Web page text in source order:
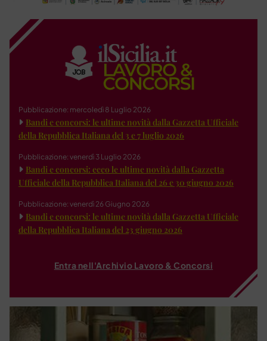
Pubblicazione: mercoledì 8 Luglio 2026
Bandi e concorsi: le ultime novità dalla Gazzetta Ufficiale
della Repubblica Italiana del 3 e 7 luglio 2026
Pubblicazione: venerdì 3 Luglio 2026
Bandi e concorsi: ecco le ultime novità dalla Gazzetta
Ufficiale della Repubblica Italiana del 26 e 30 giugno 2026
Pubblicazione: venerdì 26 Giugno 2026
Bandi e concorsi: le ultime novità dalla Gazzetta Ufficiale
della Repubblica Italiana del 23 giugno 2026
Entra nell'Archivio Lavoro & Concorsi